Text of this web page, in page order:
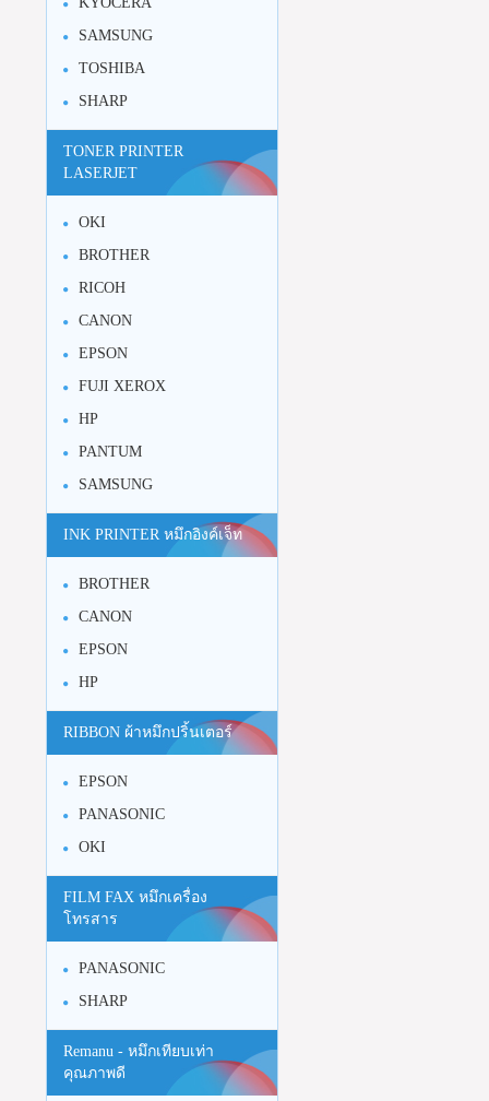
SAMSUNG
TOSHIBA
SHARP
TONER PRINTER
LASERJET
OKI
BROTHER
RICOH
CANON
EPSON
FUJI XEROX
HP
PANTUM
SAMSUNG
INK PRINTER หมึกอิงค์เจ็ท
BROTHER
CANON
EPSON
HP
RIBBON ผ้าหมึกปริ้นเตอร์
EPSON
PANASONIC
OKI
FILM FAX หมึกเครื่อง
โทรสาร
PANASONIC
SHARP
Remanu - หมึกเทียบเท่า
คุณภาพดี